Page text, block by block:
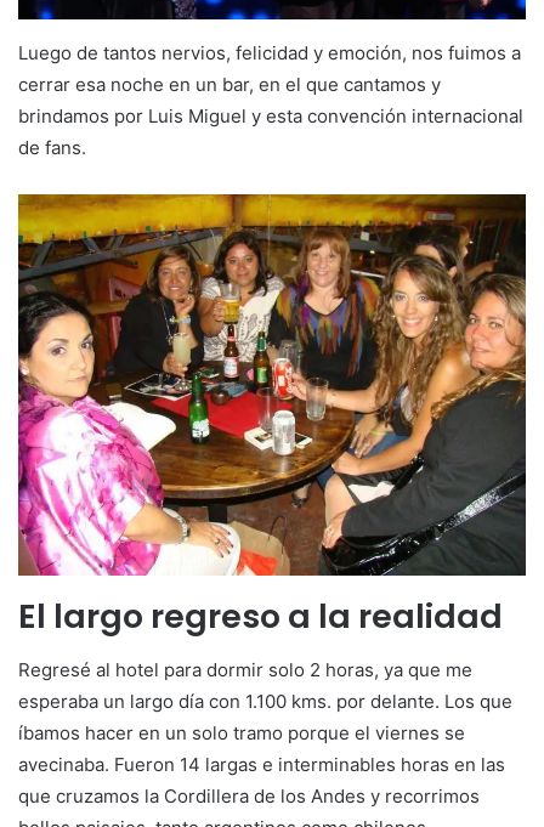
Luego de tantos nervios, felicidad y emoción, nos fuimos a
cerrar esa noche en un bar, en el que cantamos y
brindamos por Luis Miguel y esta convención internacional
de fans.
El largo regreso a la realidad
Regresé al hotel para dormir solo 2 horas, ya que me
esperaba un largo día con 1.100 kms. por delante. Los que
íbamos hacer en un solo tramo porque el viernes se
avecinaba. Fueron 14 largas e interminables horas en las
que cruzamos la Cordillera de los Andes y recorrimos